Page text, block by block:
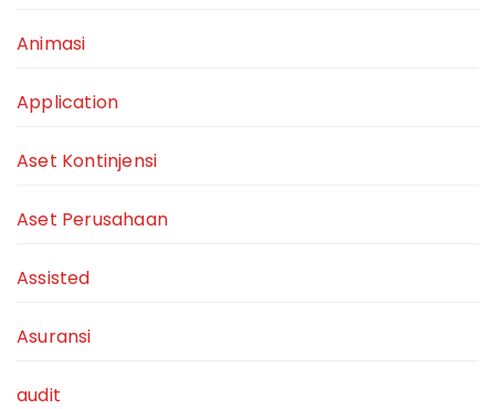
Animasi
Application
Aset Kontinjensi
Aset Perusahaan
Assisted
Asuransi
audit